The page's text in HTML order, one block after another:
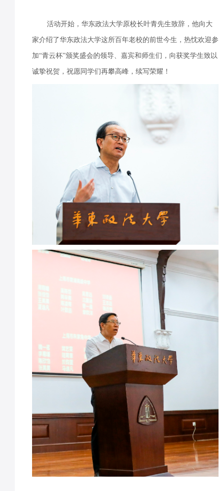
活动开始，华东政法大学原校长叶青先生致辞，他向大
家介绍了华东政法大学这所百年老校的前世今生，热忱欢迎参
加“青云杯”颁奖盛会的领导、嘉宾和师生们，向获奖学生致以
诚挚祝贺，祝愿同学们再攀高峰，续写荣耀！